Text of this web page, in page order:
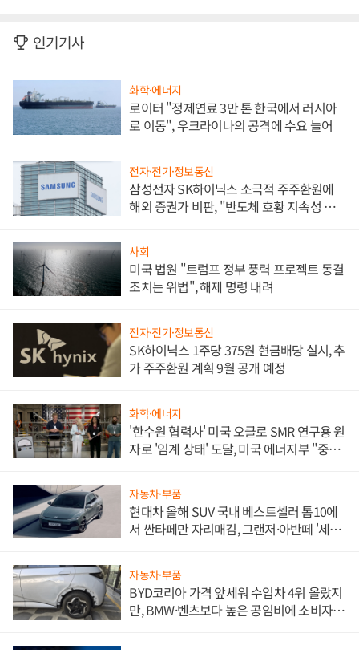
인기기사
화학·에너지
로이터 "정제연료 3만 톤 한국에서 러시아
로 이동", 우크라이나의 공격에 수요 늘어
전자·전기·정보통신
삼성전자 SK하이닉스 소극적 주주환원에
해외 증권가 비판, "반도체 호황 지속성 의
사회
미국 법원 "트럼프 정부 풍력 프로젝트 동결
조치는 위법", 해제 명령 내려
전자·전기·정보통신
SK하이닉스 1주당 375원 현금배당 실시, 추
가 주주환원 계획 9월 공개 예정
화학·에너지
'한수원 협력사' 미국 오클로 SMR 연구용 원
자로 '임계 상태' 도달, 미국 에너지부 "중요
자동차·부품
현대차 올해 SUV 국내 베스트셀러 톱10에
서 싼타페만 자리매김, 그랜저·아반떼 '세단
자동차·부품
BYD코리아 가격 앞세워 수입차 4위 올랐지
만, BMW·벤츠보다 높은 공임비에 소비자